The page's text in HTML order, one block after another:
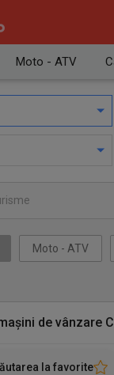
Moto - ATV
Moto - ATV
de vânzare
la favorite